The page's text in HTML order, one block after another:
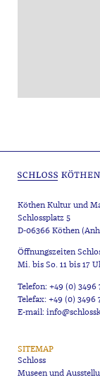
Köthen Kultur und
Schlossplatz 5
D-06366 Köthen
Öffnungszeiten
Mi. bis So. 11 bis 17
Telefon: +49 (0) 3496
Telefax: +49 (0) 3496
E-mail:
SITEMAP
Schloss
Museen und